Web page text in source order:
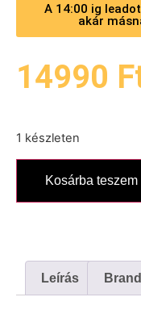
A 14:00 ig
akár
14990
1 készleten
Kosárba teszem
Leírás Brand